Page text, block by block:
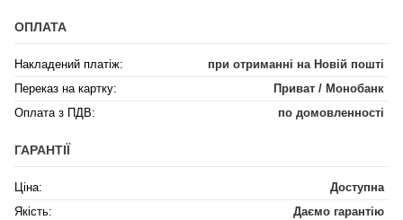
ОПЛАТА
Накладений платіж:
при отриманні на Новій пошті
Переказ на картку:
Приват / Монобанк
Оплата з ПДВ:
по домовленності
ГАРАНТІЇ
Ціна:
Доступна
Якість:
Даємо гарантію